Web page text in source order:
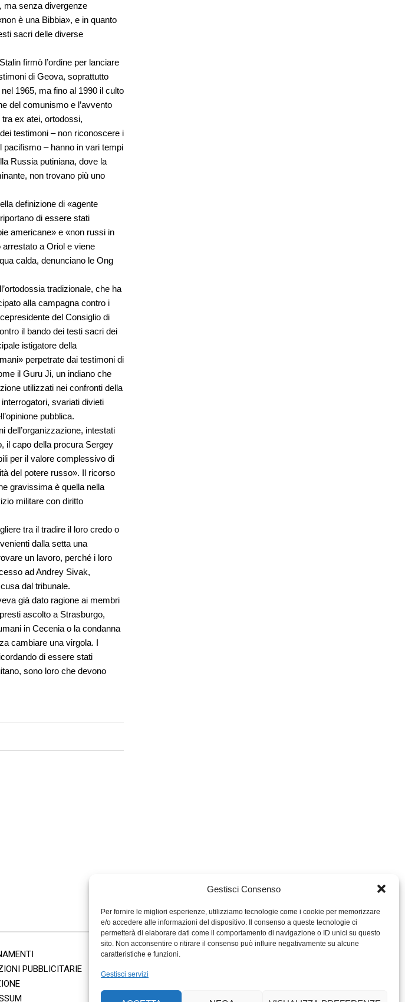
Gestisci Consenso
Per fornire le migliori esperienze, utilizziamo tecnologie come i cookie per memorizzare
e/o accedere alle informazioni del dispositivo. Il consenso a queste tecnologie ci
permetterà di elaborare dati come il comportamento di navigazione o ID unici su questo
sito. Non acconsentire o ritirare il consenso può influire negativamente su alcune
caratteristiche e funzioni.
Gestisci servizi
ma senza divergenze
è una Bibbia», e in quanto
sacri delle diverse
firmò l’ordine per lanciare
di Geova, soprattutto
1965, ma fino al 1990 il culto
del comunismo e l’avvento
ex atei, ortodossi,
testimoni – non riconoscere i
pacifismo – hanno in vari tempi
Russia putiniana, dove la
non trovano più uno
definizione di «agente
di essere stati
americane» e «non russi in
a Oriol e viene
calda, denunciano le Ong
tradizionale, che ha
alla campagna contro i
del Consiglio di
il bando dei testi sacri dei
istigatore della
perpetrate dai testimoni di
il Guru Ji, un indiano che
utilizzati nei confronti della
svariati divieti
pubblica.
dell’organizzazione, intestati
il capo della procura Sergey
per il valore complessivo di
del potere russo». Il ricorso
gravissima è quella nella
militare con diritto
tra il tradire il loro credo o
dalla setta una
un lavoro, perché i loro
ad Andrey Sivak,
dal tribunale.
già dato ragione ai membri
ascolto a Strasburgo,
in Cecenia o la condanna
cambiare una virgola. I
di essere stati
sono loro che devono
PUBBLICITARIE
MIGROS TICINO
PERCENTO CULTURALE